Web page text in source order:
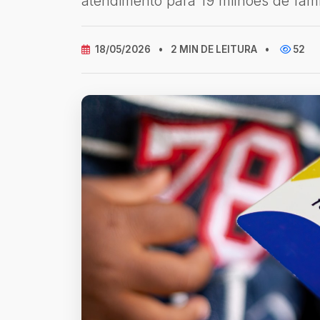
18/05/2026 • 2 MIN DE LEITURA • 52